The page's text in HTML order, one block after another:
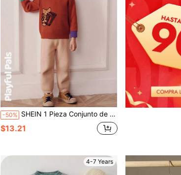
-50% SHEIN 1 Pieza Conjunto de suéter para niños pequeños con suéter de cuello redondo de jacquard divertido y pantalones de suéter - Conjuntos de ropa lindos/vintage/casuales/para el hogar/al aire libre de invierno/otoño
$13.21
4-7 Years